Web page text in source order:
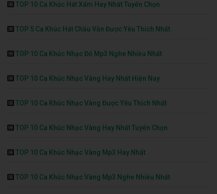
TOP 10 Ca Khúc Hát Xẩm Hay Nhất Tuyển Chọn
TOP 5 Ca Khúc Hát Chầu Văn Được Yêu Thích Nhất
TOP 10 Ca Khúc Nhạc Đỏ Mp3 Nghe Nhiều Nhất
TOP 10 Ca Khúc Nhạc Vàng Hay Nhất Hiện Nay
TOP 10 Ca Khúc Nhạc Vàng Được Yêu Thích Nhất
TOP 10 Ca Khúc Nhạc Vàng Hay Nhất Tuyển Chọn
TOP 10 Ca Khúc Nhạc Vàng Mp3 Hay Nhất
TOP 10 Ca Khúc Nhạc Vàng Mp3 Nghe Nhiều Nhất